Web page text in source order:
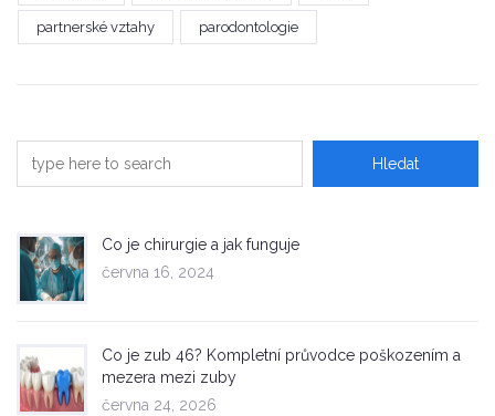
partnerské vztahy parodontologie
Co je chirurgie a jak funguje
června 16, 2024
Co je zub 46? Kompletní průvodce poškozením a
mezera mezi zuby
června 24, 2026